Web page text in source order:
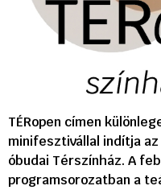
TÉRopen címen
minifesztivállal indítja
óbudai Térszínház. A
programsorozatban a